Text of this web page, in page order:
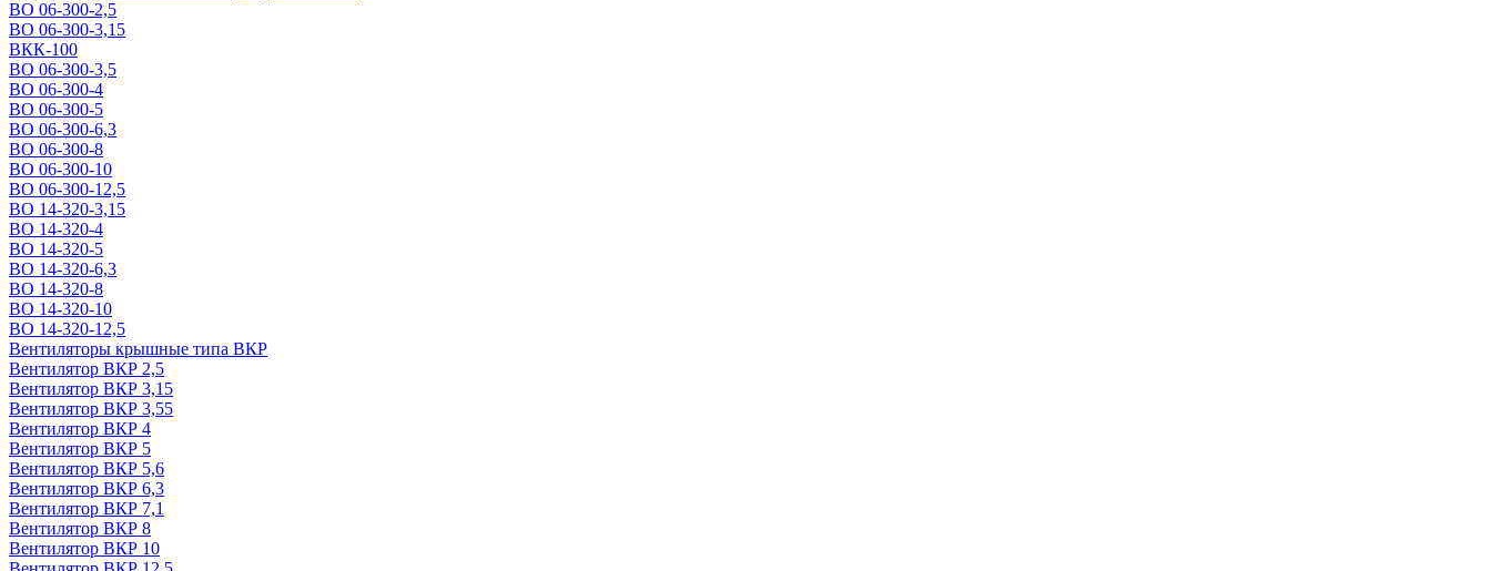
ВО 06-300-2,5
ВО 06-300-3,15
ВКК-100
ВО 06-300-3,5
ВО 06-300-4
ВО 06-300-5
ВО 06-300-6,3
ВО 06-300-8
ВО 06-300-10
ВО 06-300-12,5
ВО 14-320-3,15
ВО 14-320-4
ВО 14-320-5
ВО 14-320-6,3
ВО 14-320-8
ВО 14-320-10
ВО 14-320-12,5
Вентиляторы крышные типа ВКР
Вентилятор ВКР 2,5
Вентилятор ВКР 3,15
Вентилятор ВКР 3,55
Вентилятор ВКР 4
Вентилятор ВКР 5
Вентилятор ВКР 5,6
Вентилятор ВКР 6,3
Вентилятор ВКР 7,1
Вентилятор ВКР 8
Вентилятор ВКР 10